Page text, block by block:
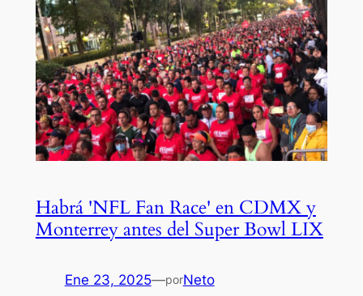
Habrá 'NFL Fan Race' en CDMX y
Monterrey antes del Super Bowl LIX
Ene 23, 2025—porNeto